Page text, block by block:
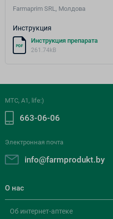
Farmaprim SRL, Молдова
Инструкция
Инструкция препарата
261.74kB
МТС, A1, life:)
663-06-06
Электронная почта
info@farmprodukt.by
О нас
Об интернет-аптеке